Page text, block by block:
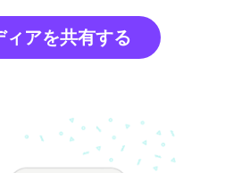
ィアを共有する